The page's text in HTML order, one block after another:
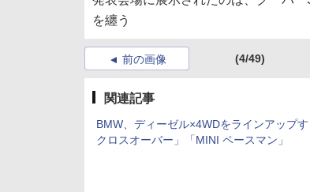
を纏う
前の画像 (4/49)
関連記事
BMW、ディーゼル×4WDをラインアップ
クロスオーバー」「MINI ペースマン」